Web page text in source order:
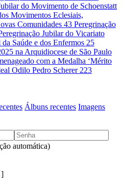
do Movimento de Schoenstatt
Movimentos Eclesiais,
Comunidades 43 Peregrinação
Jubilar do Vicariato
Saúde e dos Enfermos 25
na Arquidiocese de São Paulo
com a Medalha ‘Mérito
Odilo Pedro Scherer 223
Álbuns recentes Imagens
automática)
]